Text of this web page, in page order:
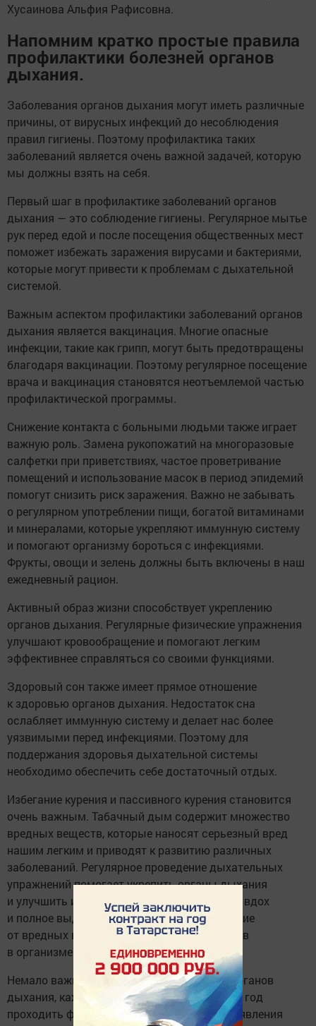
Хусаинова Альфия Рафисовна.
Напомним кратко простые правила
профилактики болезней органов
дыхания.
Заболевания органов дыхания могут иметь различные
причины, от вирусных инфекций до несоблюдения
правил гигиены. Поэтому профилактика таких
заболеваний является очень важной задачей, которую
мы должны взять на себя.
Первый шаг в профилактике заболеваний органов
дыхания — это соблюдение гигиены. Регулярное мытье
рук перед едой и после посещения общественных мест
поможет избежать заражения вирусами и бактериями,
которые могут привести к проблемам с дыхательной
системой.
Важным аспектом профилактики заболеваний органов
дыхания является вакцинация. Многие опасные
инфекции, такие как грипп, могут быть предотвращены
благодаря вакцинации. Поэтому регулярное посещение
врача и вакцинация становятся неотъемлемой частью
профилактической программы.
Снижение контакта с больными людьми также играет
важную роль. Замена рукопожатий на многоразовые
салфетки при приветствиях, частое проветривание
помещений и использование масок в период эпидемий
помогут снизить риск заражения. Важно не забывать
о регулярном употреблении пищи, богатой витаминами
и минералами, которые укрепляют иммунную систему
и помогают организму бороться с инфекциями.
Фрукты, овощи и зелень должны быть включены в наш
ежедневный рацион.
Активный образ жизни способствует укреплению
органов дыхания. Регулярные физические упражнения
улучшают кровообращение и помогают легким
эффективнее справляться со своими функциями.
Здоровый сон также имеет прямое отношение
к здоровью органов дыхания. Недостаток сна
ослабляет иммунную систему и делает нас более
уязвимыми перед инфекциями. Поэтому для
поддержания здоровья дыхательной системы
необходимо обеспечить себе достаточный отдых.
Избегание курения и пассивного курения становится
очень важным. Табачный дым содержит множество
вредных веществ, которые наносят серьезный вред
нашим легким и приводят к развитию различных
заболеваний. Регулярное проведение дыхательных
упражнений помогает укрепить органы дыхания
и улучшить их функционирование. Глубокий вдох
и полное выдыхание помогут очистить легкие
от вредных веществ и улучшить обмен газов
в организме.
Немало важным является и диагностика органов
дыхания, каждому из нас необходимо раз в год
проходить флюорографию, для раннего выявления